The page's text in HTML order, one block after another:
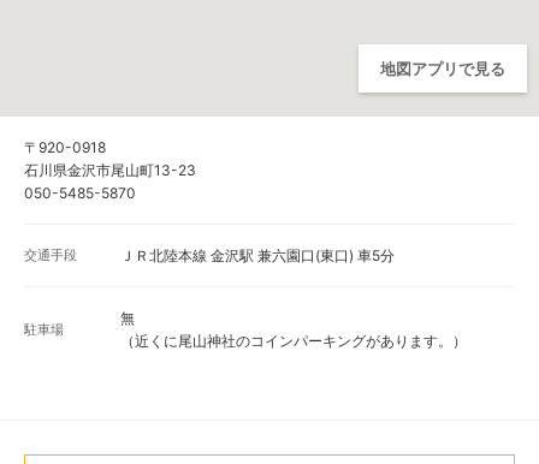
地図アプリで見る
〒920-0918
石川県金沢市尾山町13-23
050-5485-5870
交通手段 ＪＲ北陸本線 金沢駅 兼六園口(東口) 車5分
駐車場
無
（近くに尾山神社のコインパーキングがあります。）